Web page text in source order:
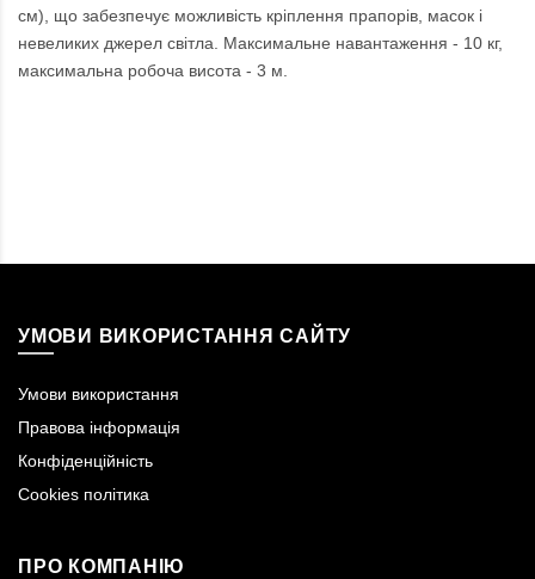
см), що забезпечує можливість кріплення прапорів, масок і
невеликих джерел світла. Максимальне навантаження - 10 кг,
максимальна робоча висота - 3 м.
УМОВИ ВИКОРИСТАННЯ САЙТУ
Умови використання
Правова інформація
Конфіденційність
Cookies політика
ПРО КОМПАНІЮ